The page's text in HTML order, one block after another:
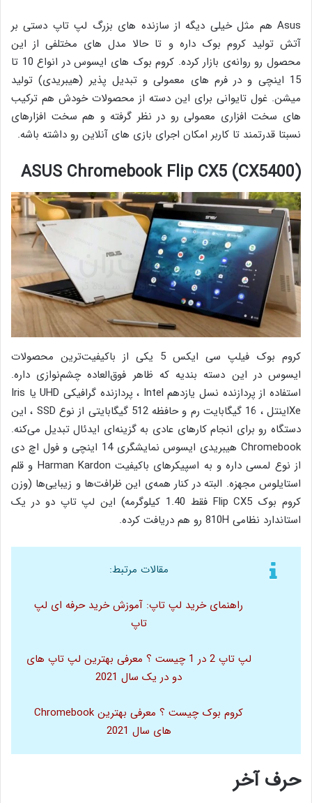
Asus هم مثل خیلی دیگه از سازنده های بزرگ لپ تاپ دستی بر
آتش تولید کروم بوک داره و تا حالا مدل های مختلفی از این
محصول رو روانه‌ی بازار کرده. کروم بوک های ایسوس در انواع 10 تا
15 اینچی و در فرم های معمولی و تبدیل پذیر (هیبریدی) تولید
میشن. غول تایوانی برای این دسته از محصولات خودش هم ترکیب
های سخت افزاری معمولی رو در نظر گرفته و هم سخت افزارهای
نسبتا قدرتمند تا کاربر امکان اجرای بازی های آنلاین رو داشته باشه.
ASUS Chromebook Flip CX5 (CX5400)
کروم بوک فیلپ سی ایکس 5 یکی از باکیفیت‌ترین محصولات
ایسوس در این دسته بندیه که ظاهر فوق‌العاده چشم‌نوازی داره.
استفاده از پردازنده نسل یازدهم Intel ، پردازنده گرافیکی UHD یا Iris
Xeاینتل ، 16 گیگابایت رم و حافظه 512 گیگابایتی از نوع SSD ، این
دستگاه رو برای انجام کارهای عادی به گزینه‌ای ایدئال تبدیل می‌کنه.
Chromebook هیبریدی ایسوس نمایشگری 14 اینچی و فول اچ دی
از نوع لمسی داره و به اسپیکرهای باکیفیت Harman Kardon و قلم
استایلوس مجهزه. البته در کنار همه‌ی این ظرافت‌ها و زیبایی‌ها (وزن
کروم بوک Flip CX5 فقط 1.40 کیلوگرمه) این لپ تاپ دو در یک
استاندارد نظامی 810H رو هم دریافت کرده.
مقالات مرتبط:
راهنمای خرید لپ تاپ: آموزش خرید حرفه ای لپ
تاپ
لپ تاپ 2 در 1 چیست ؟ معرفی بهترین لپ تاپ های
دو در یک سال 2021
کروم بوک چیست ؟ معرفی بهترین Chromebook
های سال 2021
حرف آخر